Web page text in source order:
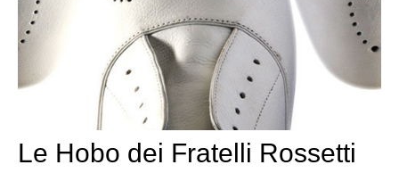
Le Hobo dei Fratelli Rossetti